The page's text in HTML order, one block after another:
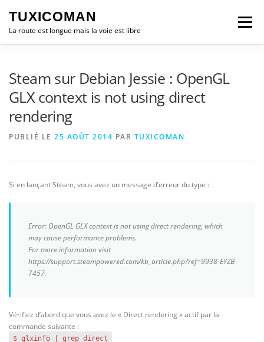
contenu
TUXICOMAN
La route est longue mais la voie est libre
Menu
LOGICIELS
Steam sur Debian Jessie : OpenGL
GLX context is not using direct
rendering
PUBLIÉ LE 25 AOÛT 2014 PAR TUXICOMAN
Si en lançant Steam, vous avez un message d’erreur du type :
Error: OpenGL GLX context is not using direct rendering, which
may cause performance problems.
For more information visit
https://support.steampowered.com/kb_article.php?ref=9938-EYZB-
7457.
Vérifiez d’abord que vous avez le « Direct rendering » actif par la
commande suivante :
$ glxinfo | grep direct